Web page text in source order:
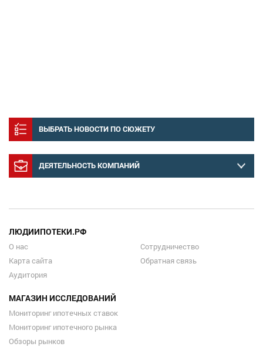
ВЫБРАТЬ НОВОСТИ ПО СЮЖЕТУ
ДЕЯТЕЛЬНОСТЬ КОМПАНИЙ
ЛЮДИИПОТЕКИ.РФ
О нас
Карта сайта
Аудитория
Сотрудничество
Обратная связь
МАГАЗИН ИССЛЕДОВАНИЙ
Мониторинг ипотечных ставок
Мониторинг ипотечного рынка
Обзоры рынков